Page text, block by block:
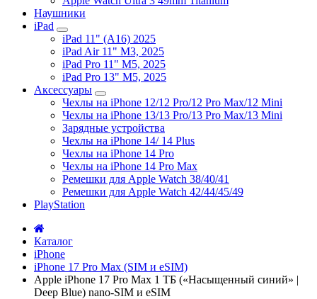
Наушники
iPad
iPad 11" (A16) 2025
iPad Air 11" M3, 2025
iPad Pro 11" M5, 2025
iPad Pro 13" M5, 2025
Аксессуары
Чехлы на iPhone 12/12 Pro/12 Pro Max/12 Mini
Чехлы на iPhone 13/13 Pro/13 Pro Max/13 Mini
Зарядные устройства
Чехлы на iPhone 14/ 14 Plus
Чехлы на iPhone 14 Pro
Чехлы на iPhone 14 Pro Max
Ремешки для Apple Watch 38/40/41
Ремешки для Apple Watch 42/44/45/49
PlayStation
Каталог
iPhone
iPhone 17 Pro Max (SIM и eSIM)
Apple iPhone 17 Pro Max 1 ТБ («Насыщенный синий» |
Deep Blue) nano-SIM и eSIM